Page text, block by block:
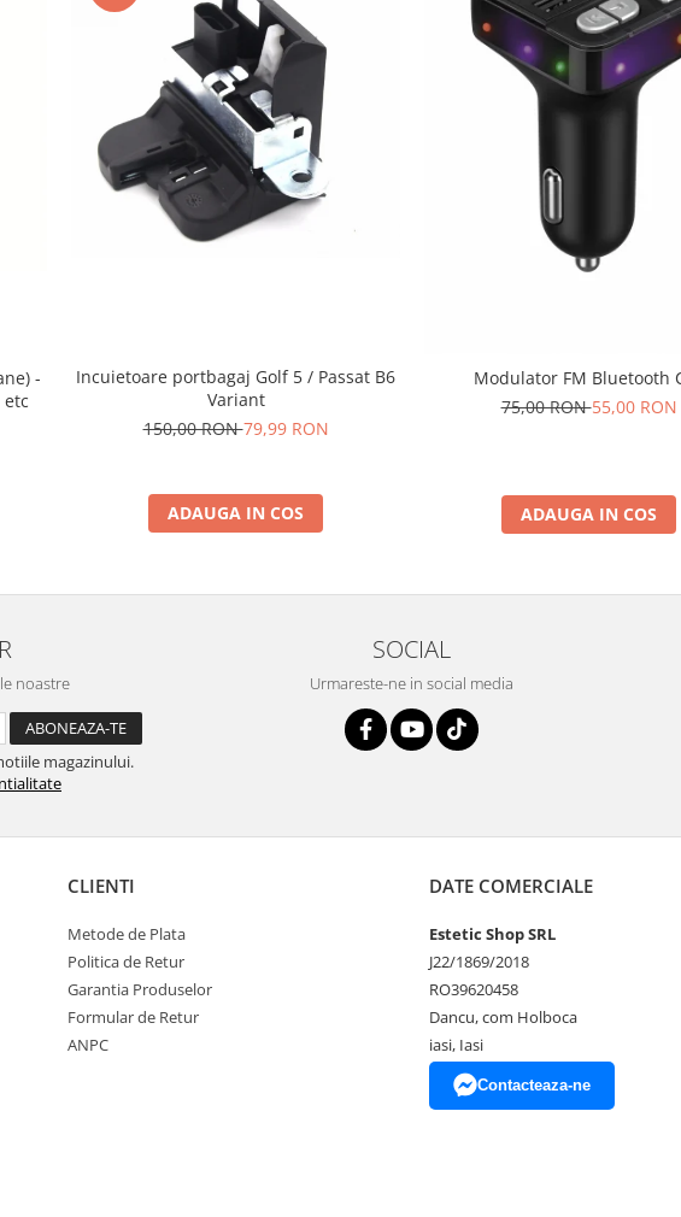
-
etc
Incuietoare portbagaj Golf 5 / Passat B6
Variant
150,00 RON79,99 RON
ADAUGA IN COS
Modulator FM Bluetooth
75,00 RON55,00 RON
ADAUGA IN COS
noastre
magazinului.
SOCIAL
Urmareste-ne in social media
CLIENTI
Metode de Plata
Politica de Retur
Garantia Produselor
Formular de Retur
ANPC
DATE COMERCIALE
Estetic Shop SRL
J22/1869/2018
RO39620458
Dancu, com Holboca
iasi, Iasi
Contacteaza-ne